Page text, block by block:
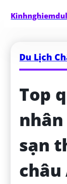
Du Lịch
Top
sạn
châu